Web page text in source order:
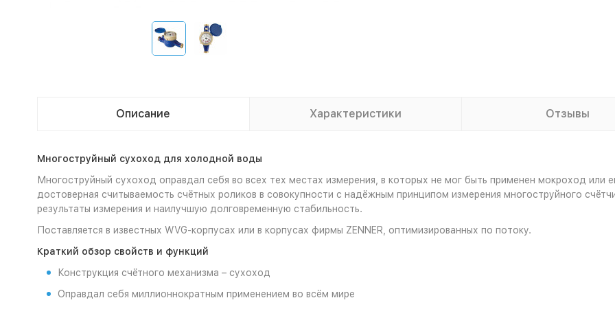
Описание Характеристики Отзывы
Многоструйный сухоход для холодной воды
Многоструйный сухоход оправдал себя во всех тех местах измерения, в которых не мог быть применен мокроход или
достоверная считываемость счётных роликов в совокупности с надёжным принципом измерения многоструйного
результаты измерения и наилучшую долговременную стабильность.
Поставляется в известных WVG-корпусах или в корпусах фирмы ZENNER, оптимизированных по потоку.
Краткий обзор свойств и функций
Конструкция счётного механизма – сухоход
Оправдал себя миллионнократным применением во всём мире